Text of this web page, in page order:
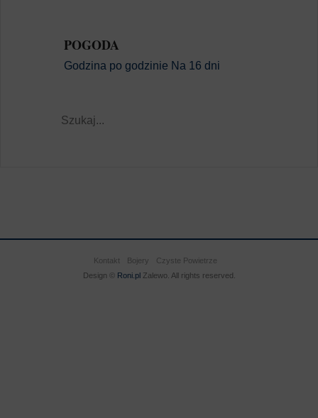
POGODA
Godzina po godzinie Na 16 dni
Kontakt Bojery
Czyste Powietrze
Design © Roni.plZalewo. All rights reserved.